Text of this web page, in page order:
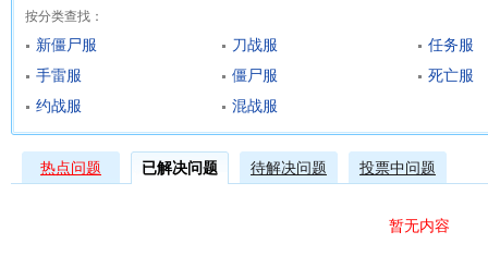
按分类查找：
新僵尸服 刀战服
任务服
手雷服
僵尸服
死亡服
约战服
混战服
热点问题 已解决问题 待解决问题 投票中问题
暂无内容